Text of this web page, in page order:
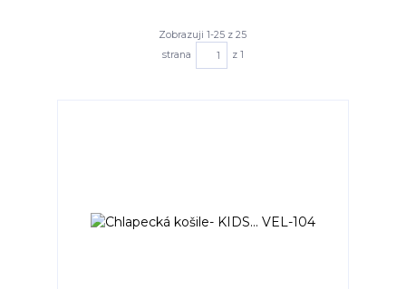
Zobrazuji 1-25 z 25
strana
z 1